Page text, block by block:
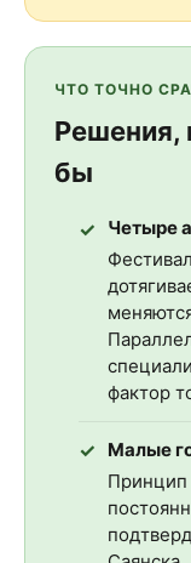
ЧТО ТОЧНО
Решения,
бы
Четыре
фактор
Малые
Принцип